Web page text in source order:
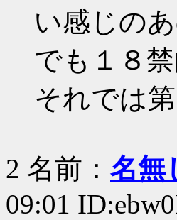
い感じの
でも１８
それでは
2 名前： 名無
09:01